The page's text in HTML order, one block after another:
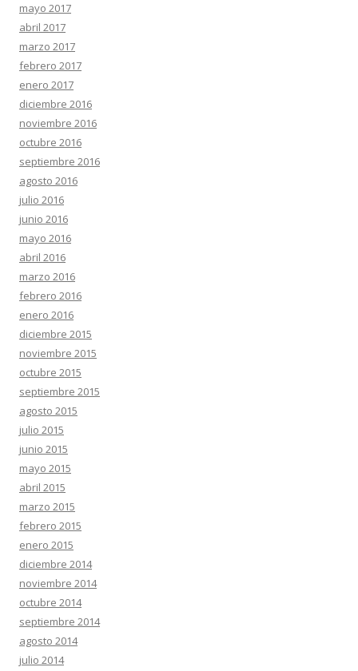
mayo 2017
abril 2017
marzo 2017
febrero 2017
enero 2017
diciembre 2016
noviembre 2016
octubre 2016
septiembre 2016
agosto 2016
julio 2016
junio 2016
mayo 2016
abril 2016
marzo 2016
febrero 2016
enero 2016
diciembre 2015
noviembre 2015
octubre 2015
septiembre 2015
agosto 2015
julio 2015
junio 2015
mayo 2015
abril 2015
marzo 2015
febrero 2015
enero 2015
diciembre 2014
noviembre 2014
octubre 2014
septiembre 2014
agosto 2014
julio 2014